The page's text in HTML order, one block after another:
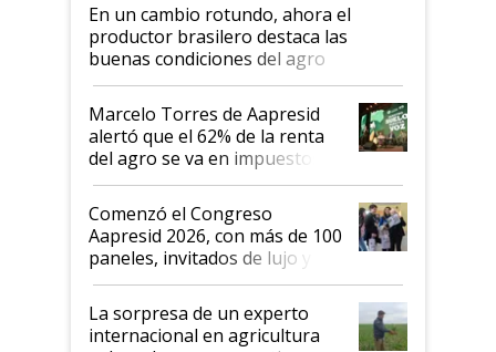
En un cambio rotundo, ahora el
productor brasilero destaca las
buenas condiciones del agro
argentino para invertir: "Los veo
más motivados"
Marcelo Torres de Aapresid
alertó que el 62% de la renta
del agro se va en impuestos:
"No es bueno que en
Argentina se sigan discutiendo
las mismas cosas de hace 50
años"
Comenzó el Congreso
Aapresid 2026, con más de 100
paneles, invitados de lujo y
todas las tendencias
La sorpresa de un experto
internacional en agricultura